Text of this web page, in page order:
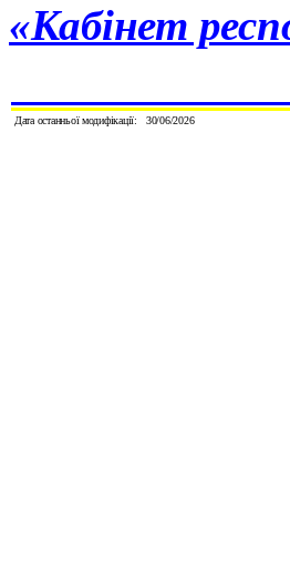
«Кабінет
Дата останньої модифікації: 30/06/2026